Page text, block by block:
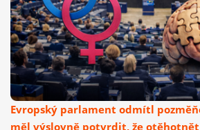
Evropský parlament odmítl
měl výslovně potvrdit, že